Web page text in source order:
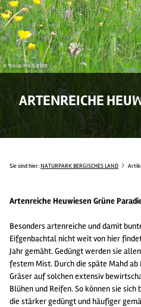
© Tobias Mika, BSRB
ARTENREICHE
Sie sind hier:NATURPARK BERGISCHES LAND
Artenreiche Heuwiesen Grüne
Besonders artenreiche und damit
Eifgenbachtal nicht weit von hier
Jahr gemäht. Gedüngt werden sie
festem Mist. Durch die späte Mahd
Gräser auf solchen extensiv
Blühen und Reifen. So können sie
die stärker gedüngt und häufiger